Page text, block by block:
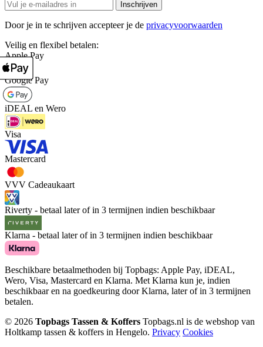
Inschrijven
Door je in te schrijven accepteer je de privacyvoorwaarden
Veilig en flexibel betalen:
Apple Pay
Google Pay
iDEAL en Wero
Visa
Mastercard
VVV Cadeaukaart
Riverty - betaal later of in 3 termijnen indien beschikbaar
Klarna - betaal later of in 3 termijnen indien beschikbaar
Beschikbare betaalmethoden bij Topbags: Apple Pay, iDEAL,
Wero, Visa, Mastercard en Klarna. Met Klarna kun je, indien
beschikbaar en na goedkeuring door Klarna, later of in 3 termijnen
betalen.
© 2026 Topbags Tassen & Koffers Topbags.nl is de webshop van
Holtkamp tassen & koffers in Hengelo. Privacy Cookies